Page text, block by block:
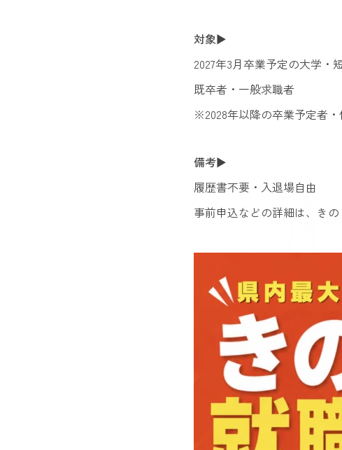
対象▶︎
2027年3月卒業予定の大学・
既卒者・一般求職者
※2028年以降の卒業予定者・
備考▶︎
履歴書不要・入退場自由
事前申込などの詳細は、き